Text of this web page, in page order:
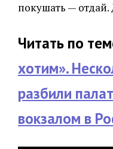
покушать —
Читать по
хотим».
разбили
вокзалом в